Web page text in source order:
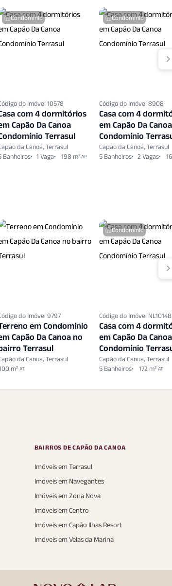
Condomínio
do Imóvel 10578
com 4 dormitórios
Capão Da Canoa
Terrasul
da Canoa, Terrasul
Banheiros
1 Vaga 198 m²AP
Condomínio
Código do Imóvel 8908
Casa com 4
em Capão Da Canoa
Condomínio
Capão da Canoa, Terrasul
5 Banheiros
2 Vagas
do Imóvel 9797
em Condomínio
Capão Da Canoa no
Terrasul
da Canoa, Terrasul
m² AT
Condomínio
Código do Imóvel
Casa com 4
em Capão Da Canoa
Condomínio
Capão da Canoa, Terrasul
5 Banheiros
172 m² AT
BAIRROS DE CAPÃO DA CANOA
Imóveis em Terrasul
Imóveis em Navegantes
Imóveis em Zona Nova
Imóveis em Centro
Imóveis em Capão Ilhas Resort
Imóveis em Velas da Marina